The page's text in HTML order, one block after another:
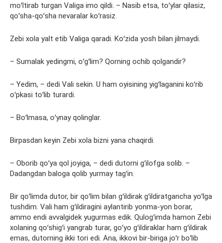
moʻltirab turgan Valiga imo qildi. – Nasib etsa, toʻylar qilasiz,
qoʻsha-qoʻsha nevaralar koʻrasiz.
Zebi xola yalt etib Valiga qaradi. Koʻzida yosh bilan jilmaydi.
– Sumalak yedingmi, oʻgʻlim? Qorning ochib qolgandir?
– Yedim, – dedi Vali sekin. U ham oyisining yigʻlaganini koʻrib
oʻpkasi toʻlib turardi.
– Boʻlmasa, oʻynay qolinglar.
Birpasdan keyin Zebi xola bizni yana chaqirdi.
– Oborib qoʻya qol joyiga, – dedi dutorni gʻilofga solib. –
Dadangdan baloga qolib yurmay tagʻin.
Bir qoʻlimda dutor, bir qoʻlim bilan gʻildirak gʻildiratgancha yoʻlga
tushdim. Vali ham gʻildiragini aylantirib yonma-yon borar,
ammo endi avvalgidek yugurmas edik. Qulogʻimda hamon Zebi
xolaning qoʻshigʻi yangrab turar, goʻyo gʻildiraklar ham gʻildirak
emas, dutorning ikki tori edi. Ana, ikkovi bir-biriga joʻr boʻlib